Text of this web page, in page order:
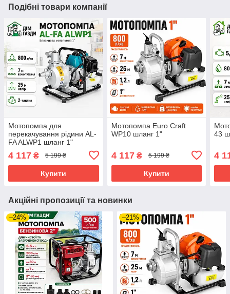
Подібні товари компанії
Мотопомпа для
перекачування рідини AL-
FA ALWP1 шланг 1"
4 117 ₴ 5 199 ₴
Купити
Мотопомпа Euro Craft
WP10 шланг 1"
4 117₴ 5 199 ₴
Купити
43
4
Акційні пропозиції та новинки
–24% –21%